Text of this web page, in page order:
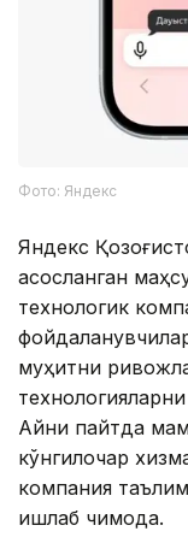
Фото: Яндекс
Яндекс
асосланган
технологик
муҳитни
Айни пайтда
кўнгилочар
компания
ишлаб чиқмоқда.